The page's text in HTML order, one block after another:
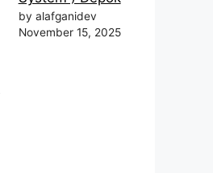
by alafganidev
November 15, 2025